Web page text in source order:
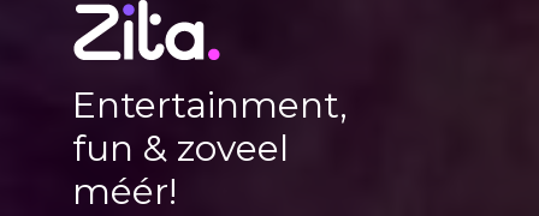
Entertainment,
fun & zoveel
méér!